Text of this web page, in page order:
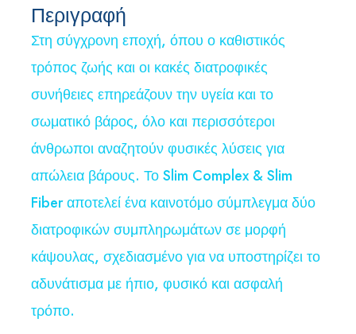
Περιγραφή
Στη σύγχρονη εποχή, όπου ο καθιστικός
τρόπος ζωής και οι κακές διατροφικές
συνήθειες επηρεάζουν την υγεία και το
σωματικό βάρος, όλο και περισσότεροι
άνθρωποι αναζητούν φυσικές λύσεις για
απώλεια βάρους. Το Slim Complex & Slim
Fiber αποτελεί ένα καινοτόμο σύμπλεγμα δύο
διατροφικών συμπληρωμάτων σε μορφή
κάψουλας, σχεδιασμένο για να υποστηρίζει το
αδυνάτισμα με ήπιο, φυσικό και ασφαλή
τρόπο.